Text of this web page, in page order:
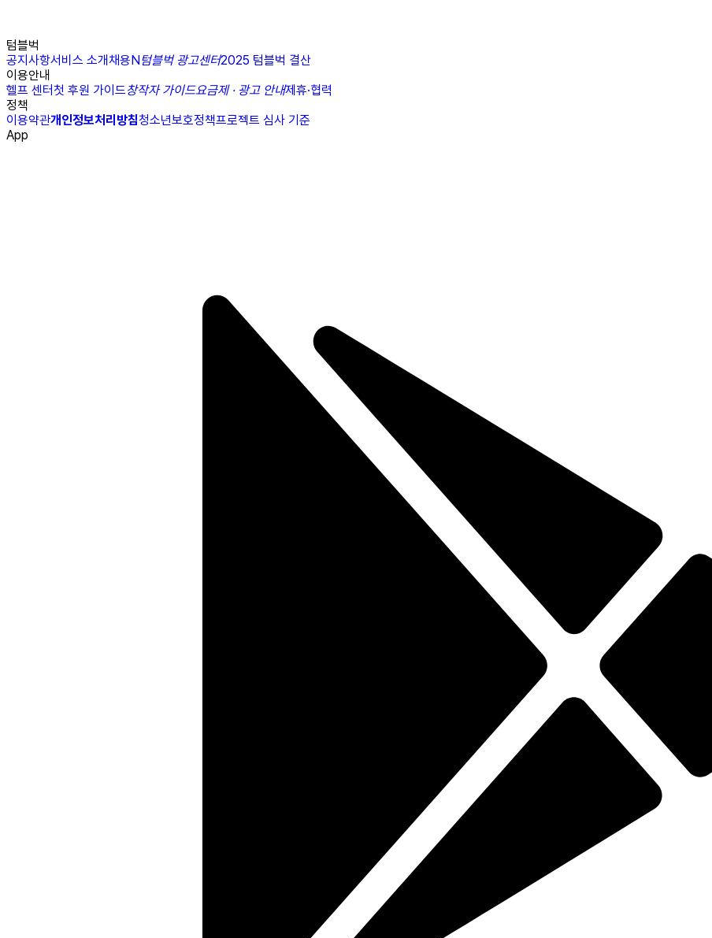
텀블벅
공지사항서비스 소개채용N텀블벅 광고센터2025 텀블벅 결산
이용안내
헬프 센터첫 후원 가이드창작자 가이드요금제 · 광고 안내제휴·협력
정책
이용약관개인정보처리방침청소년보호정책프로젝트 심사 기준
App